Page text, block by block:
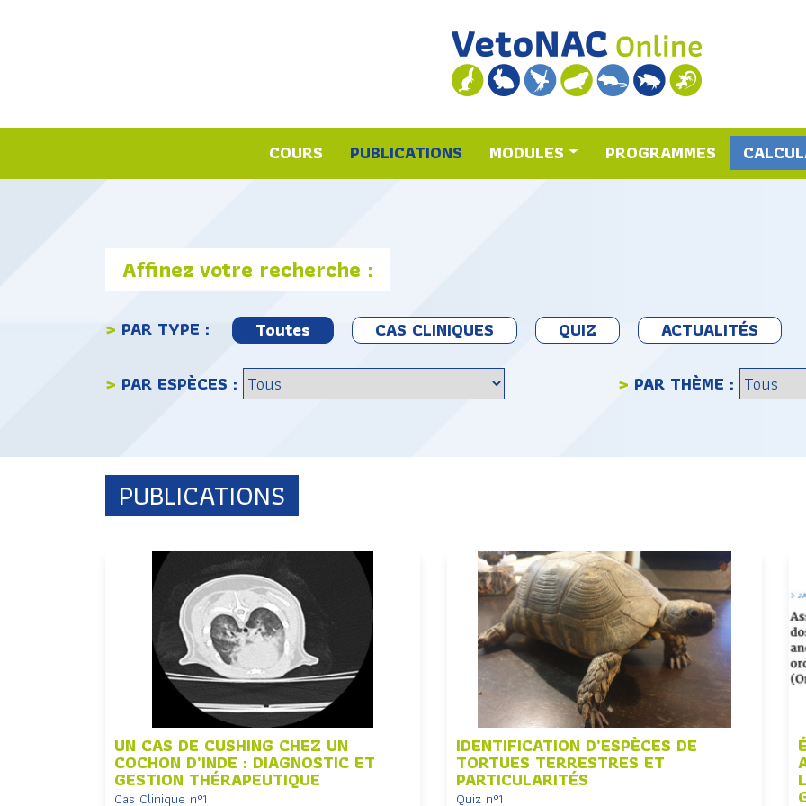
COURS PUBLICATIONS MODULES PROGRAMMES
Affinez votre recherche :
> PAR TYPE : Toutes CAS CLINIQUES QUIZ
ACTUALITÉS
> PAR ESPÈCES : > PAR THÈME :
PUBLICATIONS
UN CAS DE CUSHING CHEZ UN
COCHON D’INDE : DIAGNOSTIC ET
GESTION THÉRAPEUTIQUE
Cas Clinique n°1
IDENTIFICATION D’ESPÈCES DE
TORTUES TERRESTRES ET
PARTICULARITÉS
Quiz n°1